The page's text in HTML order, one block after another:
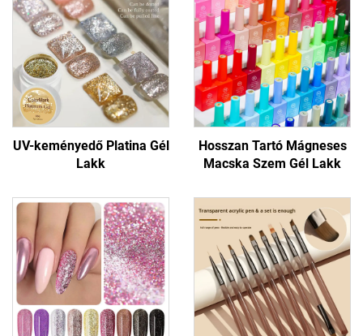
UV-keményedő Platina Gél
Lakk
Hosszan Tartó Mágneses
Macska Szem Gél Lakk